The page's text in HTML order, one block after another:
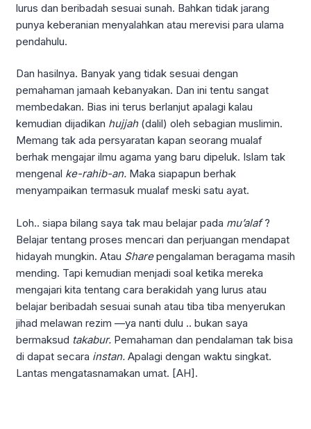
lurus dan beribadah sesuai sunah. Bahkan tidak jarang
punya keberanian menyalahkan atau merevisi para ulama
pendahulu.
Dan hasilnya. Banyak yang tidak sesuai dengan
pemahaman jamaah kebanyakan. Dan ini tentu sangat
membedakan. Bias ini terus berlanjut apalagi kalau
kemudian dijadikan hujjah(dalil) oleh sebagian muslimin.
Memang tak ada persyaratan kapan seorang mualaf
berhak mengajar ilmu agama yang baru dipeluk. Islam tak
mengenal ke-rahib-an. Maka siapapun berhak
menyampaikan termasuk mualaf meski satu ayat.
Loh.. siapa bilang saya tak mau belajar pada mu’alaf?
Belajar tentang proses mencari dan perjuangan mendapat
hidayah mungkin. Atau Sharepengalaman beragama masih
mending. Tapi kemudian menjadi soal ketika mereka
mengajari kita tentang cara berakidah yang lurus atau
belajar beribadah sesuai sunah atau tiba tiba menyerukan
jihad melawan rezim —ya nanti dulu .. bukan saya
bermaksud takabur. Pemahaman dan pendalaman tak bisa
di dapat secara instan. Apalagi dengan waktu singkat.
Lantas mengatasnamakan umat. [AH].